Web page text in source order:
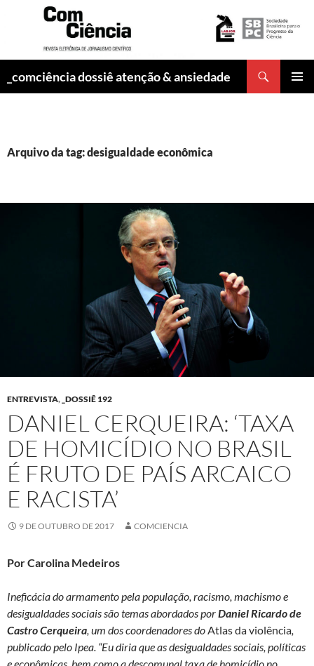
_comciência dossiê atenção & ansiedade
Arquivo da tag: desigualdade econômica
ENTREVISTA, _DOSSIÊ 192
DANIEL CERQUEIRA: ‘TAXA
DE HOMICÍDIO NO BRASIL
É FRUTO DE PAÍS ARCAICO
E RACISTA’
9 DE OUTUBRO DE 2017 COMCIENCIA
Por Carolina Medeiros
Ineficácia do armamento pela população, racismo, machismo e
desigualdades sociais são temas abordados porDaniel Ricardo de
Castro Cerqueira, um dos coordenadores doAtlas da violência,
publicado pelo Ipea. “Eu diria que as desigualdades sociais, políticas